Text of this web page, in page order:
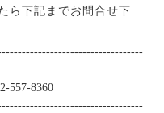
ら下記までお問合せ下
557-8360